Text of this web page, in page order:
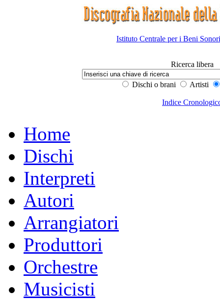
Istituto Centrale per i Beni
Ricerca libera
Dischi o brani Artisti
Indice
Home
Dischi
Interpreti
Autori
Arrangiatori
Produttori
Orchestre
Musicisti